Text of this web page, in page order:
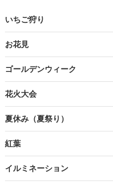
いちご狩り
お花見
ゴールデンウィーク
花火大会
夏休み（夏祭り）
紅葉
イルミネーション